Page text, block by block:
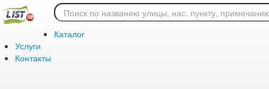
Каталог
Услуги
Контакты
Ошибка 404: страница